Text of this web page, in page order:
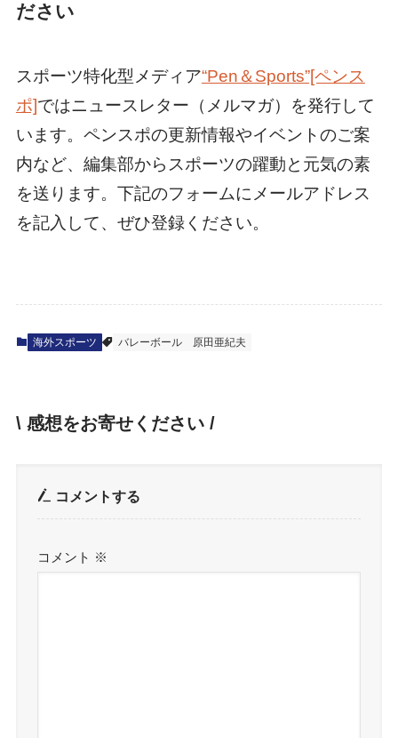
ださい
スポーツ特化型メディア“Pen＆Sports”[ペンス
ポ]ではニュースレター（メルマガ）を発行して
います。ペンスポの更新情報やイベントのご案
内など、編集部からスポーツの躍動と元気の素
を送ります。下記のフォームにメールアドレス
を記入して、ぜひ登録ください。
海外スポーツ バレーボール 原田亜紀夫
\ 感想をお寄せください /
コメントする
コメント ※